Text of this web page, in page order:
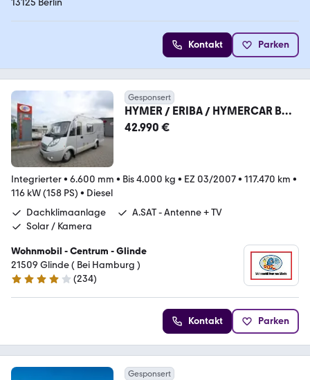
13125 Berlin
Kontakt Parken
Gesponsert
HYMER / ERIBA / HYMERCAR B
514 SL/ SAT/Solar/3.0 158 PS _( 34
42.990 €
Integrierter• 6.600 mm • Bis 4.000 kg • EZ 03/2007• 117.470 km •
116 kW (158 PS) • Diesel
Dachklimaanlage
A.SAT - Antenne + TV
Solar / Kamera
Wohnmobil - Centrum - Glinde
21509 Glinde ( Bei Hamburg )
4.1 Sterne
(234)
Kontakt Parken
Gesponsert